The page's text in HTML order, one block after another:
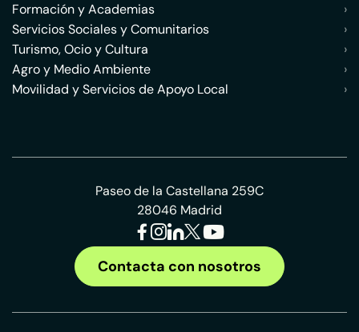
Formación y Academias
›
Servicios Sociales y Comunitarios
›
Turismo, Ocio y Cultura
›
Agro y Medio Ambiente
›
Movilidad y Servicios de Apoyo Local
›
Paseo de la Castellana 259C
28046 Madrid
Contacta con nosotros